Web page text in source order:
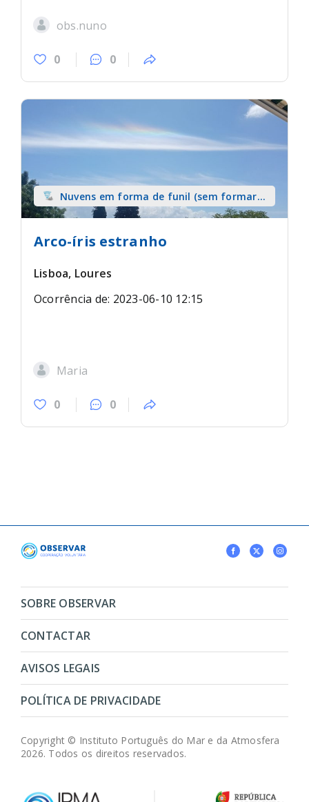
obs.nuno
0 0
Nuvens em forma de funil (sem formar
tromba) sobre terra
Arco-íris estranho
Lisboa, Loures
Ocorrência de: 2023-06-10 12:15
Maria
0 0
SOBRE OBSERVAR
CONTACTAR
AVISOS LEGAIS
POLÍTICA DE PRIVACIDADE
Copyright © Instituto Português do Mar e da Atmosfera
2026. Todos os direitos reservados.